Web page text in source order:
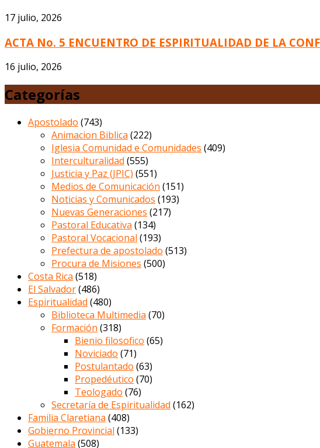
17 julio, 2026
ACTA No. 5 ENCUENTRO DE ESPIRITUALIDAD DE LA
16 julio, 2026
Categorías
Apostolado (743)
Animacion Biblica (222)
Iglesia Comunidad e Comunidades (409)
Interculturalidad (555)
Justicia y Paz (JPIC) (551)
Medios de Comunicación (151)
Noticias y Comunicados (193)
Nuevas Generaciones (217)
Pastoral Educativa (134)
Pastoral Vocacional (193)
Prefectura de apostolado (513)
Procura de Misiones (500)
Costa Rica (518)
El Salvador(486)
Espiritualidad (480)
Biblioteca Multimedia (70)
Formación (318)
Bienio filosofico (65)
Noviciado (71)
Postulantado (63)
Propedéutico (70)
Teologado (76)
Secretaría de Espiritualidad (162)
Familia Claretiana (408)
Gobierno Provincial (133)
Guatemala (508)